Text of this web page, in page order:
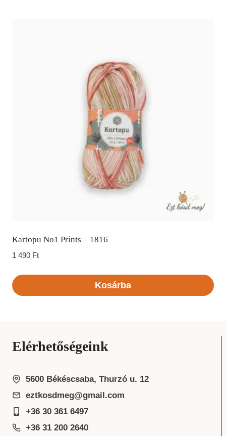
Kartopu No1 Prints – 1816
1 490 Ft
Kosárba
Elérhetőségeink
5600 Békéscsaba, Thurzó u. 12
eztkosdmeg@gmail.com
+36 30 361 6497
+36 31 200 2640